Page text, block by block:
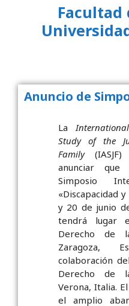
Facultad
Anuncio de
La
Study of the
Family(IASJF)
anunciar
Simposio
«Discapacidad
y 20 de junio
tendrá lugar
Derecho de
Zaragoza,
colaboración
Derecho de
Verona, Italia.
el amplio